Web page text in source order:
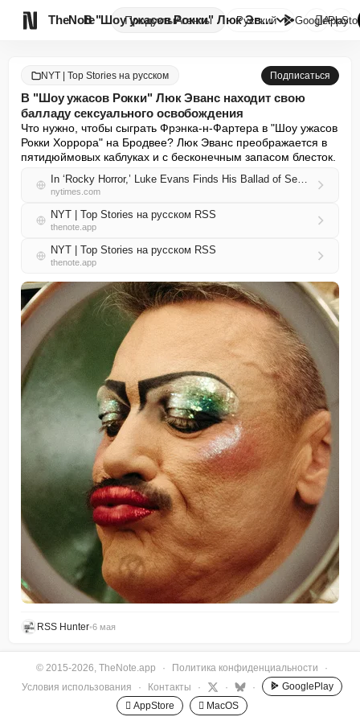
TheNote ПродуктыАгенты В "Шоу ужасов Рокки" Люк Эванс...
Русский GooglePlay

NYT | Top Stories на русском Подписаться
В "Шоу ужасов Рокки" Люк Эванс находит свою
балладу сексуального освобождения
Что нужно, чтобы сыграть Фрэнка-н-Фартера в "Шоу ужасов
Рокки Хоррора" на Бродвее? Люк Эванс преображается в
пятидюймовых каблуках и с бесконечным запасом блесток.
In ‘Rocky Horror,’ Luke Evans Finds His Ballad of Sexual Liberation
nytimes.com
NYT | Top Stories на русском RSS
thenote.app
NYT | Top Stories на русском RSS
thenote.app
RSS Hunter•6 мая
© 2015-2026, TheNote.app · Политика конфиденциальности
·
Условия использования
· Контакты · · ·
GooglePlay
 AppStore
 MacOS